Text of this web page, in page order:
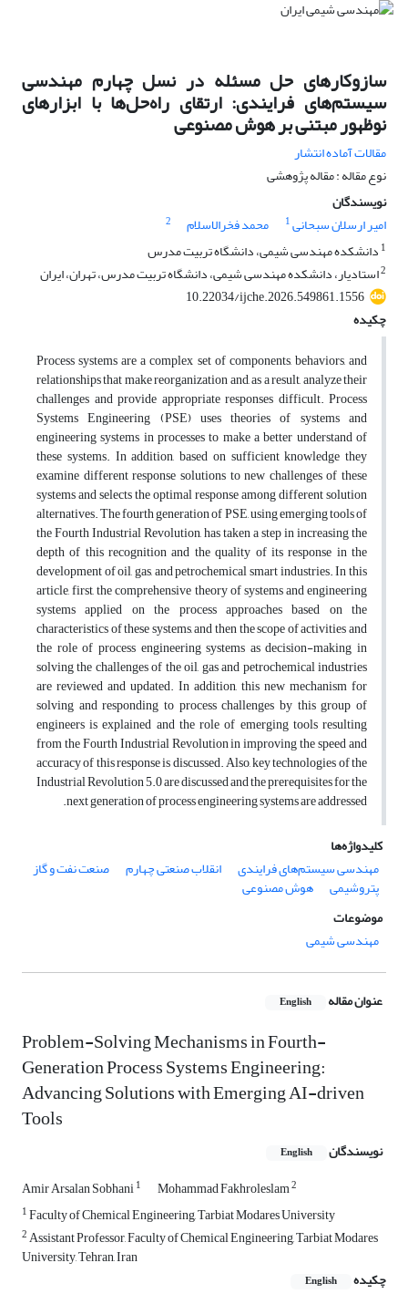
سازوکارهای حل مسئله در نسل چهارم مهندسی
سیستم‌های فرایندی: ارتقای راه‌حل‌ها با ابزارهای
نوظهور مبتنی بر هوش مصنوعی
مقالات آماده انتشار
نوع مقاله : مقاله پژوهشی
نویسندگان
امیر ارسلان سبحانی1 محمد فخرالاسلام
2
1 دانشکده مهندسی شیمی، دانشگاه تربیت مدرس
2استادیار، دانشکده مهندسی شیمی، دانشگاه تربیت مدرس، تهران، ایران
10.22034/ijche.2026.549861.1556
چکیده
Process systems are a complex set of components, behaviors, and
relationships that make reorganization and, as a result, analyze their
challenges and provide appropriate responses difficult. Process
Systems Engineering (PSE) uses theories of systems and
engineering systems in processes to make a better understand of
these systems. In addition, based on sufficient knowledge they
examine different response solutions to new challenges of these
systems and selects the optimal response among different solution
alternatives. The fourth generation of PSE, using emerging tools of
the Fourth Industrial Revolution, has taken a step in increasing the
depth of this recognition and the quality of its response in the
development of oil, gas, and petrochemical smart industries. In this
article, first, the comprehensive theory of systems and engineering
systems applied on the process approaches based on the
characteristics of these systems, and then the scope of activities and
the role of process engineering systems as decision-making in
solving the challenges of the oil, gas and petrochemical industries
are reviewed and updated. In addition, this new mechanism for
solving and responding to process challenges by this group of
engineers is explained and the role of emerging tools resulting
from the Fourth Industrial Revolution in improving the speed and
accuracy of this response is discussed. Also, key technologies of the
Industrial Revolution 5.0 are discussed and the prerequisites for the
next generation of process engineering systems are addressed.
کلیدواژه‌ها
مهندسی سیستم‌های فرایندی
انقلاب صنعتی چهارم صنعت نفت و گاز
پتروشیمی
هوش مصنوعی
موضوعات
مهندسی شیمی
عنوان مقاله English
Problem-Solving Mechanisms in Fourth-
Generation Process Systems Engineering:
Advancing Solutions with Emerging AI-driven
Tools
نویسندگان English
Amir Arsalan Sobhani1 Mohammad Fakhroleslam2
1Faculty of Chemical Engineering, Tarbiat Modares University
2Assistant Professor, Faculty of Chemical Engineering, Tarbiat Modares
University, Tehran, Iran
چکیده
English